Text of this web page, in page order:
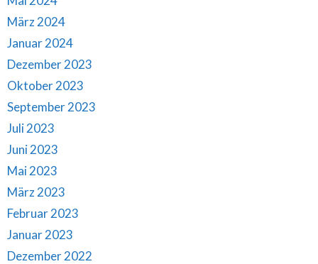
März 2024
Januar 2024
Dezember 2023
Oktober 2023
September 2023
Juli 2023
Juni 2023
Mai 2023
März 2023
Februar 2023
Januar 2023
Dezember 2022